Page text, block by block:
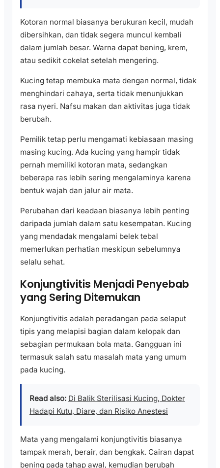
Kotoran normal biasanya berukuran kecil, mudah
dibersihkan, dan tidak segera muncul kembali
dalam jumlah besar. Warna dapat bening, krem,
atau sedikit cokelat setelah mengering.
Kucing tetap membuka mata dengan normal, tidak
menghindari cahaya, serta tidak menunjukkan
rasa nyeri. Nafsu makan dan aktivitas juga tidak
berubah.
Pemilik tetap perlu mengamati kebiasaan masing
masing kucing. Ada kucing yang hampir tidak
pernah memiliki kotoran mata, sedangkan
beberapa ras lebih sering mengalaminya karena
bentuk wajah dan jalur air mata.
Perubahan dari keadaan biasanya lebih penting
daripada jumlah dalam satu kesempatan. Kucing
yang mendadak mengalami belek tebal
memerlukan perhatian meskipun sebelumnya
selalu sehat.
Konjungtivitis Menjadi Penyebab
yang Sering Ditemukan
Konjungtivitis adalah peradangan pada selaput
tipis yang melapisi bagian dalam kelopak dan
sebagian permukaan bola mata. Gangguan ini
termasuk salah satu masalah mata yang umum
pada kucing.
Read also: Di Balik Sterilisasi Kucing, Dokter
Hadapi Kutu, Diare, dan Risiko Anestesi
Mata yang mengalami konjungtivitis biasanya
tampak merah, berair, dan bengkak. Cairan dapat
bening pada tahap awal, kemudian berubah